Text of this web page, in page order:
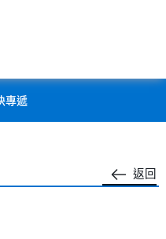
專遞
返回